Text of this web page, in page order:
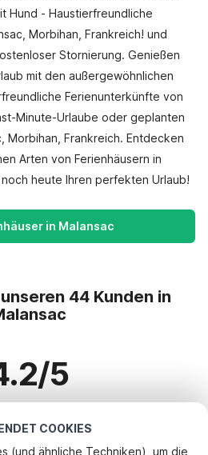
COOKIES
(und ähnliche Techniken), um die
Hund - Haustierfreundliche
Morbihan, Frankreich! und
Stornierung. Genießen
mit den außergewöhnlichen
Ferienunterkünfte von
Minute-Urlaube oder geplanten
Morbihan, Frankreich. Entdecken
Arten von Ferienhäusern in
heute Ihren perfekten Urlaub!
in Malansac
44 Kunden in
5